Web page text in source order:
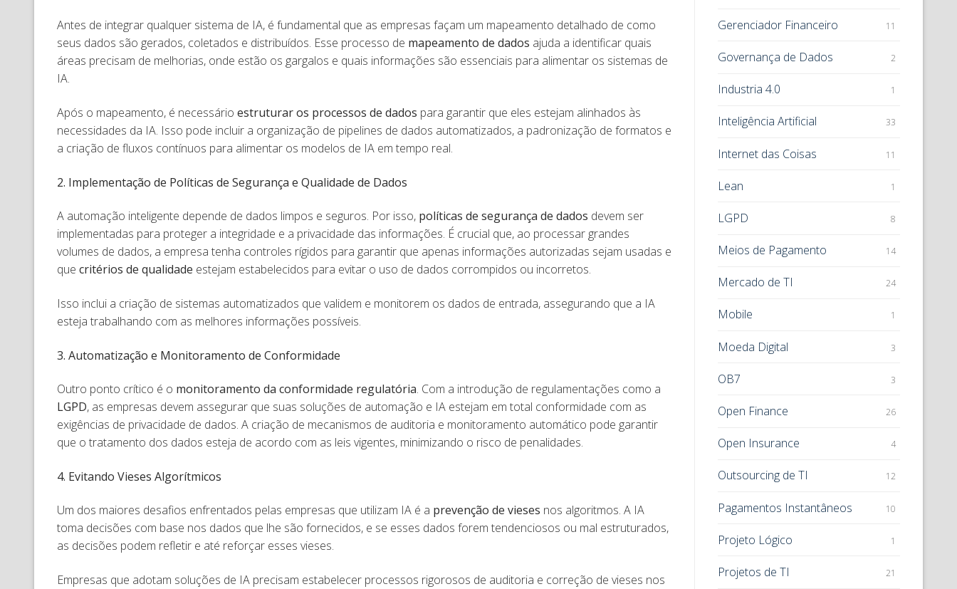
Antes de integrar qualquer sistema de IA, é fundamental que as empresas façam um mapeamento detalhado de como
seus dados são gerados, coletados e distribuídos. Esse processo de mapeamento de dados ajuda a identificar quais
áreas precisam de melhorias, onde estão os gargalos e quais informações são essenciais para alimentar os sistemas de
IA.
Após o mapeamento, é necessário estruturar os processos de dados para garantir que eles estejam alinhados às
necessidades da IA. Isso pode incluir a organização de pipelines de dados automatizados, a padronização de formatos e
a criação de fluxos contínuos para alimentar os modelos de IA em tempo real.
2. Implementação de Políticas de Segurança e Qualidade de Dados
A automação inteligente depende de dados limpos e seguros. Por isso, políticas de segurança de dados devem ser
implementadas para proteger a integridade e a privacidade das informações. É crucial que, ao processar grandes
volumes de dados, a empresa tenha controles rígidos para garantir que apenas informações autorizadas sejam usadas e
que critérios de qualidade estejam estabelecidos para evitar o uso de dados corrompidos ou incorretos.
Isso inclui a criação de sistemas automatizados que validem e monitorem os dados de entrada, assegurando que a IA
esteja trabalhando com as melhores informações possíveis.
3. Automatização e Monitoramento de Conformidade
Outro ponto crítico é o monitoramento da conformidade regulatória. Com a introdução de regulamentações como a
LGPD, as empresas devem assegurar que suas soluções de automação e IA estejam em total conformidade com as
exigências de privacidade de dados. A criação de mecanismos de auditoria e monitoramento automático pode garantir
que o tratamento dos dados esteja de acordo com as leis vigentes, minimizando o risco de penalidades.
4. Evitando Vieses Algorítmicos
Um dos maiores desafios enfrentados pelas empresas que utilizam IA é a prevenção de vieses nos algoritmos. A IA
toma decisões com base nos dados que lhe são fornecidos, e se esses dados forem tendenciosos ou mal estruturados,
as decisões podem refletir e até reforçar esses vieses.
Empresas que adotam soluções de IA precisam estabelecer processos rigorosos de auditoria e correção de vieses nos
Gerenciador Financeiro 11
Governança de Dados 2
Industria 4.0 1
Inteligência Artificial 33
Internet das Coisas 11
Lean 1
LGPD 8
Meios de Pagamento 14
Mercado de TI 24
Mobile 1
Moeda Digital 3
OB7 3
Open Finance 26
Open Insurance 4
Outsourcing de TI 12
Pagamentos Instantâneos 10
Projeto Lógico 1
Projetos de TI 21